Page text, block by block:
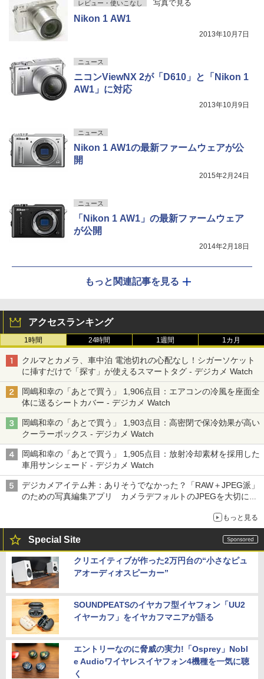
レビュー・使いこなし 写真で見る
Nikon 1 AW1
2013年10月7日
ニュース
ニコンViewNX 2が「D610」と「Nikon 1
AW1」に対応
2013年10月9日
ニュース
Nikon 1 AW1の最新ファームウェアが公
開
2015年2月24日
ニュース
「Nikon 1 AW1」の最新ファームウェア
が公開
2014年2月18日
もっと関連記事を見る
アクセスランキング
1時間 24時間 1週間 1カ月
クルマとカメラ、車中泊 電池切れの心配なし！シガーソケット
に挿すだけで「探す」が使えるスマートタグ - デジカメ Watch
岡嶋和幸の「あとで買う」 1,906点目：エアコンの冷風を座面全
体に送るシートカバー - デジカメ Watch
岡嶋和幸の「あとで買う」 1,903点目：高密閉で保冷効果が高い
クーラーボックス - デジカメ Watch
岡嶋和幸の「あとで買う」 1,905点目：放射冷却素材を採用した
車用サンシェード - デジカメ Watch
デジカメアイテム丼：ありそうでなかった？「RAW＋JPEG派」
のための写真編集アプリ カメラデフォルトのJPEGを大切にす
もっと見る
Special Site
クリエイティブが作った2万円台の“小さなピュ
アオーディオスピーカー”
SOUNDPEATSのイヤカフ型イヤフォン「UU2
イヤーカフ」をイヤカフマニアが語る
エントリーなのに脅威の実力!「Osprey」Nobl
e Audioワイヤレスイヤフォン4機種を一気に聴
く